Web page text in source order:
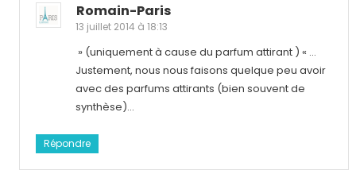
Romain-Paris
13 juillet 2014 à 18:13
» (uniquement à cause du parfum attirant ) « …
Justement, nous nous faisons quelque peu avoir
avec des parfums attirants (bien souvent de
synthèse)…
Répondre